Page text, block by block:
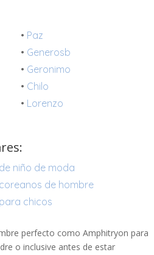
• Paz
• Generosb
• Geronimo
• Chilo
• Lorenzo
niño de moda
de hombre
chicos
perfecto como Amphitryon para
o inclusive antes de estar